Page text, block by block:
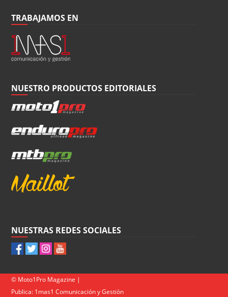
TRABAJAMOS EN
NUESTRO PRODUCTOS EDITORIALES
NUESTRAS REDES SOCIALES
© Moto1Pro Magazine |
Publica: 1mas1 Comunicación y Gestión